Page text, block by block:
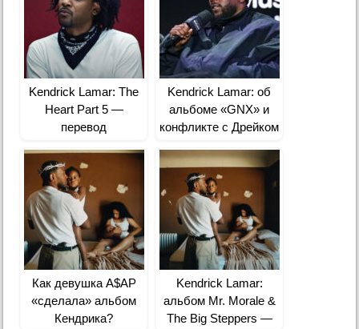
Kendrick Lamar: The
Heart Part 5 —
перевод
Kendrick Lamar: об
альбоме «GNX» и
конфликте с Дрейком
Как девушка A$AP
«сделала» альбом
Кендрика?
Kendrick Lamar:
альбом Mr. Morale &
The Big Steppers —